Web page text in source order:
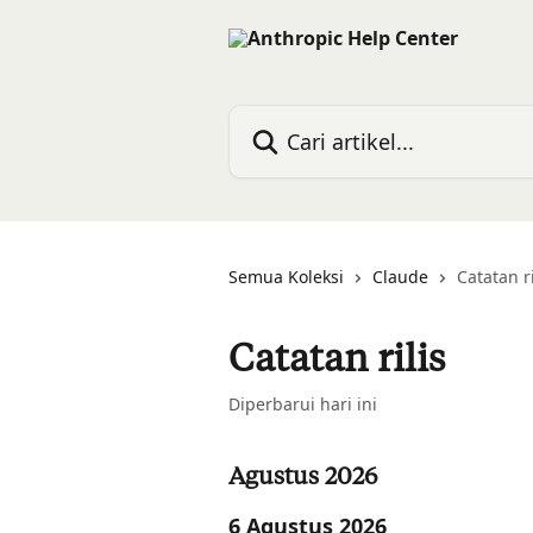
Semua Koleksi Claude Catatan
Catatan rilis
Diperbarui hari ini
Agustus 2026
6 Agustus 2026